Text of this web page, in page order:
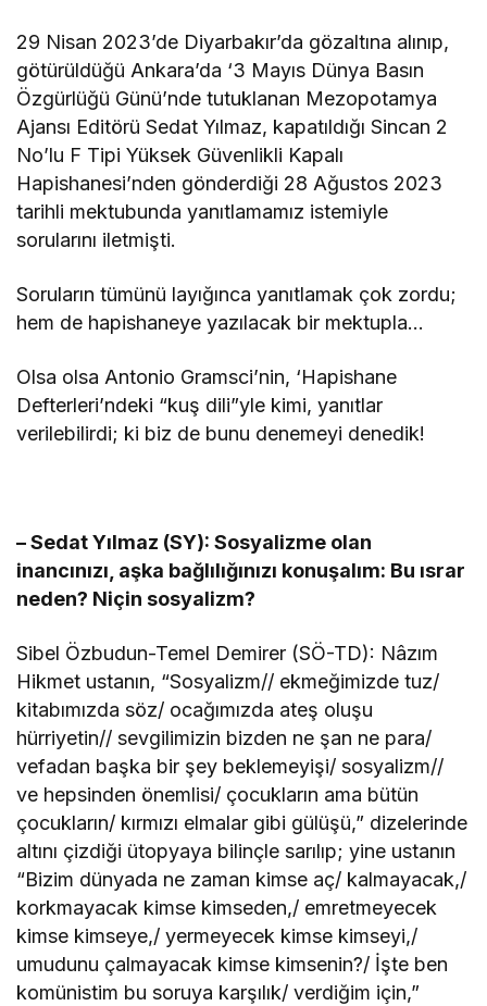
29 Nisan 2023’de Diyarbakır’da gözaltına alınıp,
götürüldüğü Ankara’da ‘3 Mayıs Dünya Basın
Özgürlüğü Günü’nde tutuklanan Mezopotamya
Ajansı Editörü Sedat Yılmaz, kapatıldığı Sincan 2
No’lu F Tipi Yüksek Güvenlikli Kapalı
Hapishanesi’nden gönderdiği 28 Ağustos 2023
tarihli mektubunda yanıtlamamız istemiyle
sorularını iletmişti.
Soruların tümünü layığınca yanıtlamak çok zordu;
hem de hapishaneye yazılacak bir mektupla…
Olsa olsa Antonio Gramsci’nin, ‘Hapishane
Defterleri’ndeki “kuş dili”yle kimi, yanıtlar
verilebilirdi; ki biz de bunu denemeyi denedik!
– Sedat Yılmaz (SY): Sosyalizme olan
inancınızı, aşka bağlılığınızı konuşalım: Bu ısrar
neden? Niçin sosyalizm?
Sibel Özbudun-Temel Demirer (SÖ-TD): Nâzım
Hikmet ustanın, “Sosyalizm// ekmeğimizde tuz/
kitabımızda söz/ ocağımızda ateş oluşu
hürriyetin// sevgilimizin bizden ne şan ne para/
vefadan başka bir şey beklemeyişi/ sosyalizm//
ve hepsinden önemlisi/ çocukların ama bütün
çocukların/ kırmızı elmalar gibi gülüşü,” dizelerinde
altını çizdiği ütopyaya bilinçle sarılıp; yine ustanın
“Bizim dünyada ne zaman kimse aç/ kalmayacak,/
korkmayacak kimse kimseden,/ emretmeyecek
kimse kimseye,/ yermeyecek kimse kimseyi,/
umudunu çalmayacak kimse kimsenin?/ İşte ben
komünistim bu soruya karşılık/ verdiğim için,”